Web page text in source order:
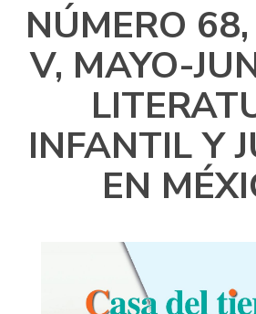
NÚMERO
V, MAYO-
INFANTIL Y
EN